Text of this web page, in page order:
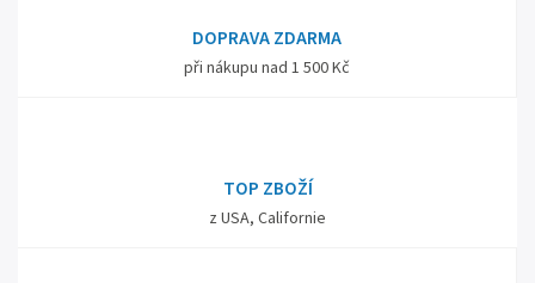
DOPRAVA ZDARMA
při nákupu nad 1 500 Kč
TOP ZBOŽÍ
z USA, Californie